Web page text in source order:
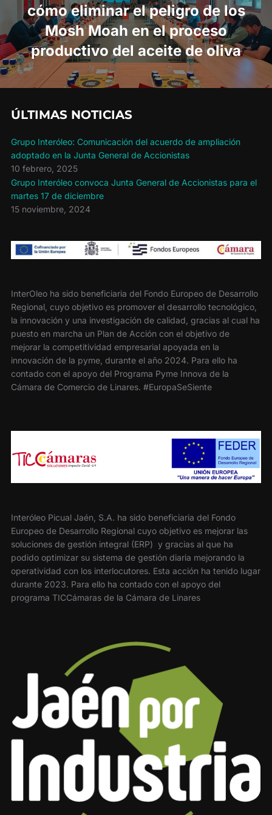
cómo eliminar el peligro de los
Mosh Moah en el proceso
productivo del aceite de oliva
ÚLTIMAS NOTICIAS
Grupo Interóleo: Comunicación del acuerdo de ampliación
adoptado en la Junta General de Accionistas
10 febrero, 2025
Grupo Interóleo convoca Junta General de Accionistas para el
martes 17 de diciembre
15 noviembre, 2024
InterOleo ha sido beneficiaria del Fondo Europeo de Desarrollo
Regional, cuyo objetivo es promover el desarrollo tecnológico,
la innovación y una investigación de calidad, gracias al cual ha
puesto en marcha un Plan de Acción con el objetivo de
mejorar la competitividad empresarial apoyada en la
innovación de la pyme, durante el año 2024. Para ello ha
contado con el apoyo del Programa Pyme Innova de la
Cámara de Comercio de Linares. #EuropaSeSiente
Interóleo Picual Jaén, S.A. ha sido beneficiaria del Fondo
Europeo de Desarrollo Regional cuyo objetivo es mejorar las
soluciones de gestión integral (ERP) y gracias al que ha
podido optimizar su sistema de gestión diaria mejorando la
operatividad con los interlocutores. Esta acción ha tenido lugar
durante 2023. Para ello ha contado con el apoyo del
programa TICCámaras de la Cámara de Linares